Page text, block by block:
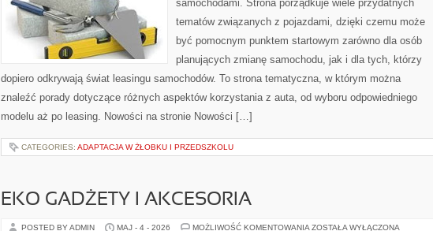
samochodami. Strona porządkuje wiele przydatnych
tematów związanych z pojazdami, dzięki czemu może
być pomocnym punktem startowym zarówno dla osób
planujących zmianę samochodu, jak i dla tych, którzy
dopiero odkrywają świat leasingu samochodów. To strona tematyczna, w którym można
znaleźć porady dotyczące różnych aspektów korzystania z auta, od wyboru odpowiedniego
modelu aż po leasing. Nowości na stronie Nowości […]
CATEGORIES: ADAPTACJA W ŻŁOBKU I PRZEDSZKOLU
EKO GADŻETY I AKCESORIA
POSTED BY ADMIN MAJ - 4 - 2026 MOŻLIWOŚĆ KOMENTOWANIA EKO
ZOSTAŁA WYŁĄCZONA